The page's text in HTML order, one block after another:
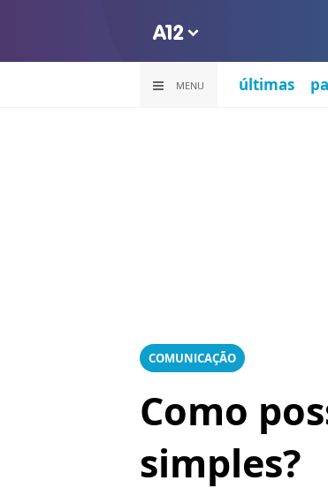
MENU últimas
COMUNICAÇÃO
Como
simples?